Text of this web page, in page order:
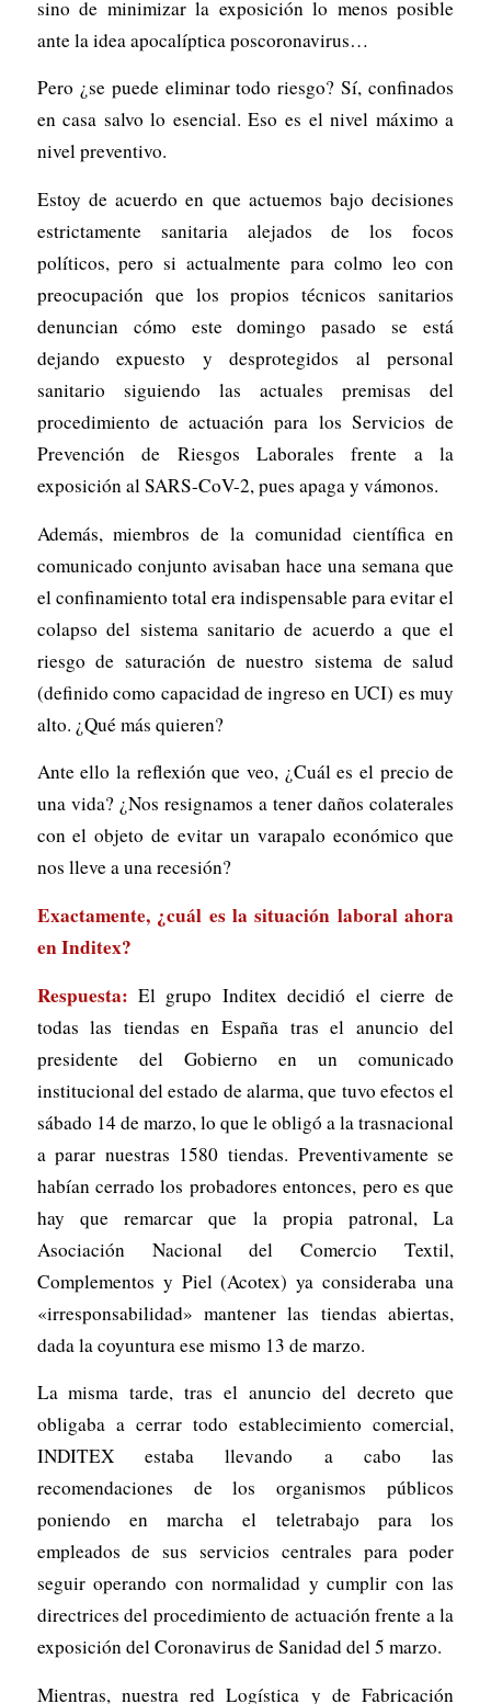
sino de minimizar la exposición lo menos posible
ante la idea apocalíptica poscoronavirus…
Pero ¿se puede eliminar todo riesgo? Sí, confinados
en casa salvo lo esencial. Eso es el nivel máximo a
nivel preventivo.
Estoy de acuerdo en que actuemos bajo decisiones
estrictamente sanitaria alejados de los focos
políticos, pero si actualmente para colmo leo con
preocupación que los propios técnicos sanitarios
denuncian cómo este domingo pasado se está
dejando expuesto y desprotegidos al personal
sanitario siguiendo las actuales premisas del
procedimiento de actuación para los Servicios de
Prevención de Riesgos Laborales frente a la
exposición al SARS-CoV-2, pues apaga y vámonos.
Además, miembros de la comunidad científica en
comunicado conjunto avisaban hace una semana que
el confinamiento total era indispensable para evitar el
colapso del sistema sanitario de acuerdo a que el
riesgo de saturación de nuestro sistema de salud
(definido como capacidad de ingreso en UCI) es muy
alto. ¿Qué más quieren?
Ante ello la reflexión que veo, ¿Cuál es el precio de
una vida? ¿Nos resignamos a tener daños colaterales
con el objeto de evitar un varapalo económico que
nos lleve a una recesión?
Exactamente, ¿cuál es la situación laboral ahora
en Inditex?
Respuesta: El grupo Inditex decidió el cierre de
todas las tiendas en España tras el anuncio del
presidente del Gobierno en un comunicado
institucional del estado de alarma, que tuvo efectos el
sábado 14 de marzo, lo que le obligó a la trasnacional
a parar nuestras 1580 tiendas. Preventivamente se
habían cerrado los probadores entonces, pero es que
hay que remarcar que la propia patronal, La
Asociación Nacional del Comercio Textil,
Complementos y Piel (Acotex) ya consideraba una
«irresponsabilidad» mantener las tiendas abiertas,
dada la coyuntura ese mismo 13 de marzo.
La misma tarde, tras el anuncio del decreto que
obligaba a cerrar todo establecimiento comercial,
INDITEX estaba llevando a cabo las
recomendaciones de los organismos públicos
poniendo en marcha el teletrabajo para los
empleados de sus servicios centrales para poder
seguir operando con normalidad y cumplir con las
directrices del procedimiento de actuación frente a la
exposición del Coronavirus de Sanidad del 5 marzo.
Mientras, nuestra red Logística y de Fabricación